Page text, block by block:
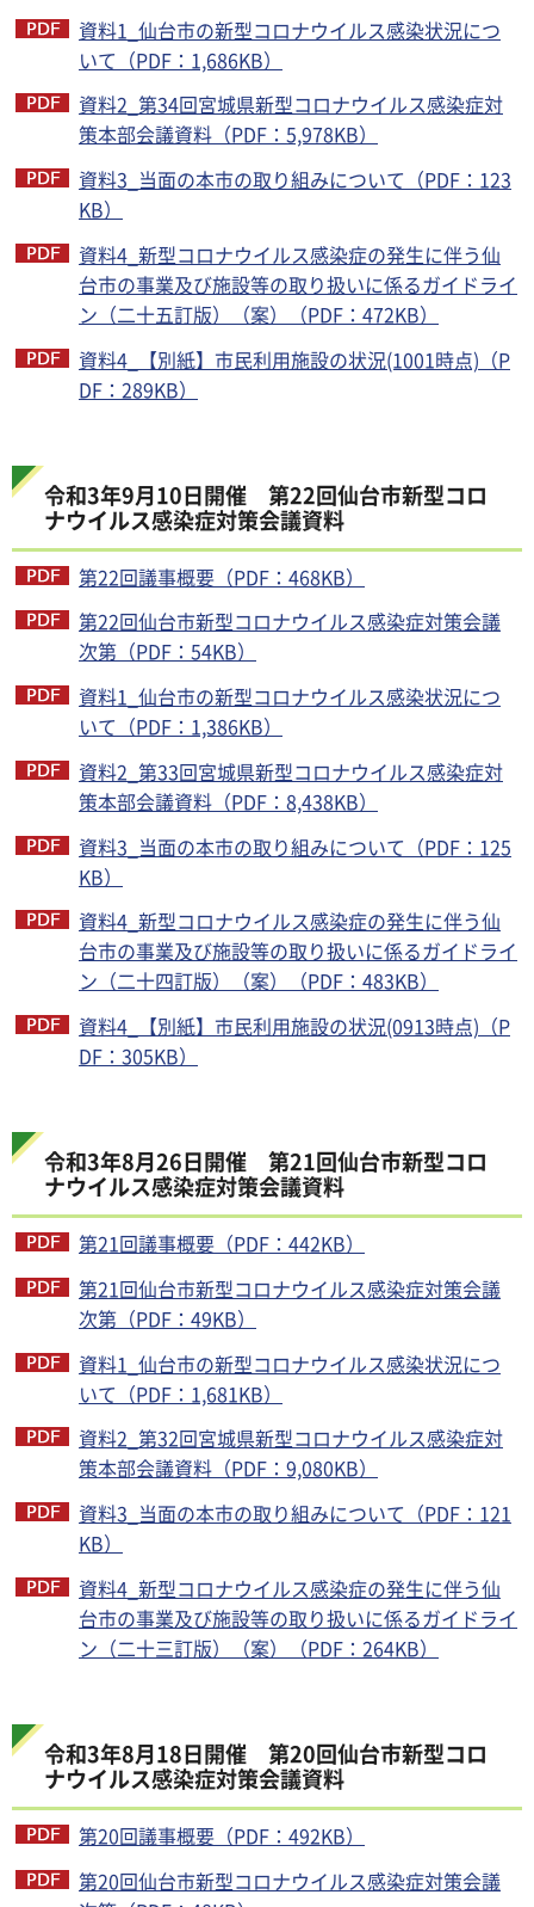
資料1_仙台市の新型コロナウイルス感染状況につ
いて（PDF：1,686KB）
資料2_第34回宮城県新型コロナウイルス感染症対
策本部会議資料（PDF：5,978KB）
資料3_当面の本市の取り組みについて（PDF：123
KB）
資料4_新型コロナウイルス感染症の発生に伴う仙
台市の事業及び施設等の取り扱いに係るガイドライ
ン（二十五訂版）（案）（PDF：472KB）
資料4_【別紙】市民利用施設の状況(1001時点)（P
DF：289KB）
令和3年9月10日開催 第22回仙台市新型コロ
ナウイルス感染症対策会議資料
第22回議事概要（PDF：468KB）
第22回仙台市新型コロナウイルス感染症対策会議
次第（PDF：54KB）
資料1_仙台市の新型コロナウイルス感染状況につ
いて（PDF：1,386KB）
資料2_第33回宮城県新型コロナウイルス感染症対
策本部会議資料（PDF：8,438KB）
資料3_当面の本市の取り組みについて（PDF：125
KB）
資料4_新型コロナウイルス感染症の発生に伴う仙
台市の事業及び施設等の取り扱いに係るガイドライ
ン（二十四訂版）（案）（PDF：483KB）
資料4_【別紙】市民利用施設の状況(0913時点)（P
DF：305KB）
令和3年8月26日開催 第21回仙台市新型コロ
ナウイルス感染症対策会議資料
第21回議事概要（PDF：442KB）
第21回仙台市新型コロナウイルス感染症対策会議
次第（PDF：49KB）
資料1_仙台市の新型コロナウイルス感染状況につ
いて（PDF：1,681KB）
資料2_第32回宮城県新型コロナウイルス感染症対
策本部会議資料（PDF：9,080KB）
資料3_当面の本市の取り組みについて（PDF：121
KB）
資料4_新型コロナウイルス感染症の発生に伴う仙
台市の事業及び施設等の取り扱いに係るガイドライ
ン（二十三訂版）（案）（PDF：264KB）
令和3年8月18日開催 第20回仙台市新型コロ
ナウイルス感染症対策会議資料
第20回議事概要（PDF：492KB）
第20回仙台市新型コロナウイルス感染症対策会議